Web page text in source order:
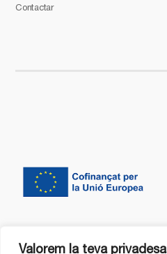
Valorem la teva privadesa
Contactar